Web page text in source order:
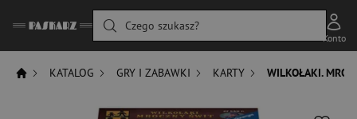
Czego szukasz?
Konto
KATALOG GRY I ZABAWKI KARTY WILKOŁAKI.